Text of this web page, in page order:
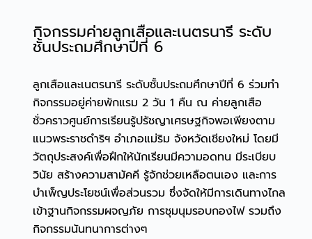
กิจกรรมค่ายลูกเสือและเนตรนารี ระดับ
ชั้นประถมศึกษาปีที่ 6
ลูกเสือและเนตรนารี ระดับชั้นประถมศึกษาปีที่ 6 ร่วมทำ
กิจกรรมอยู่ค่ายพักแรม 2 วัน 1 คืน ณ ค่ายลูกเสือ
ชั่วคราวศูนย์การเรียนรู้ปรัชญาเศรษฐกิจพอเพียงตาม
แนวพระราชดำริฯ อำเภอแม่ริม จังหวัดเชียงใหม่ โดยมี
วัตถุประสงค์เพื่อฝึกให้นักเรียนมีความอดทน มีระเบียบ
วินัย สร้างความสามัคคี รู้จักช่วยเหลือตนเอง และการ
บำเพ็ญประโยชน์เพื่อส่วนรวม ซึ่งจัดให้มีการเดินทางไกล
เข้าฐานกิจกรรมผจญภัย การชุมนุมรอบกองไฟ รวมถึง
กิจกรรมนันทนาการต่างๆ